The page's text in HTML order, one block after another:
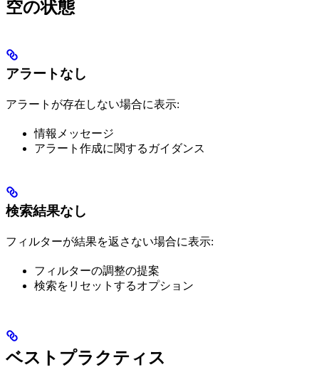
空の状態
アラートなし
アラートが存在しない場合に表示:
情報メッセージ
アラート作成に関するガイダンス
検索結果なし
フィルターが結果を返さない場合に表示:
フィルターの調整の提案
検索をリセットするオプション
ベストプラクティス